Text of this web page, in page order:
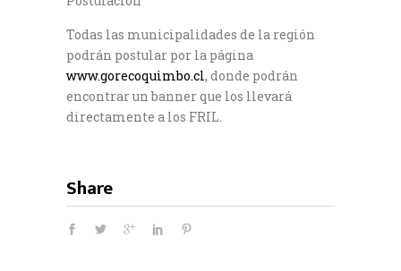
Todas las municipalidades de la región
podrán postular por la página
www.gorecoquimbo.cl, donde podrán
encontrar un banner que los llevará
directamente a los FRIL.
Share